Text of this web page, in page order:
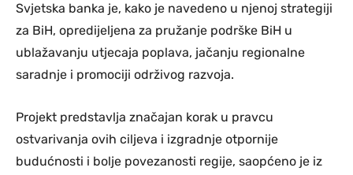
Svjetska banka je, kako je navedeno u njenoj strategiji
za BiH, opredijeljena za pružanje podrške BiH u
ublažavanju utjecaja poplava, jačanju regionalne
saradnje i promociji održivog razvoja.
Projekt predstavlja značajan korak u pravcu
ostvarivanja ovih ciljeva i izgradnje otpornije
budućnosti i bolje povezanosti regije, saopćeno je iz